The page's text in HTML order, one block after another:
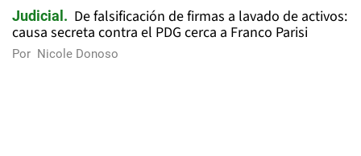
Judicial
De falsificación de firmas a lavado de activos:
causa secreta contra el PDG cerca a Franco Parisi
Por Nicole Donoso